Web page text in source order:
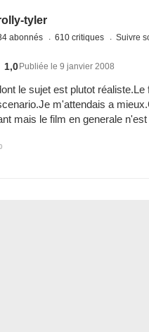
tyler
abonnés 610 critiques Suivre
1,0 Publiée le 9 janvier 2008
le sujet est plutot
m'attendais a
mais le film en generale n'est